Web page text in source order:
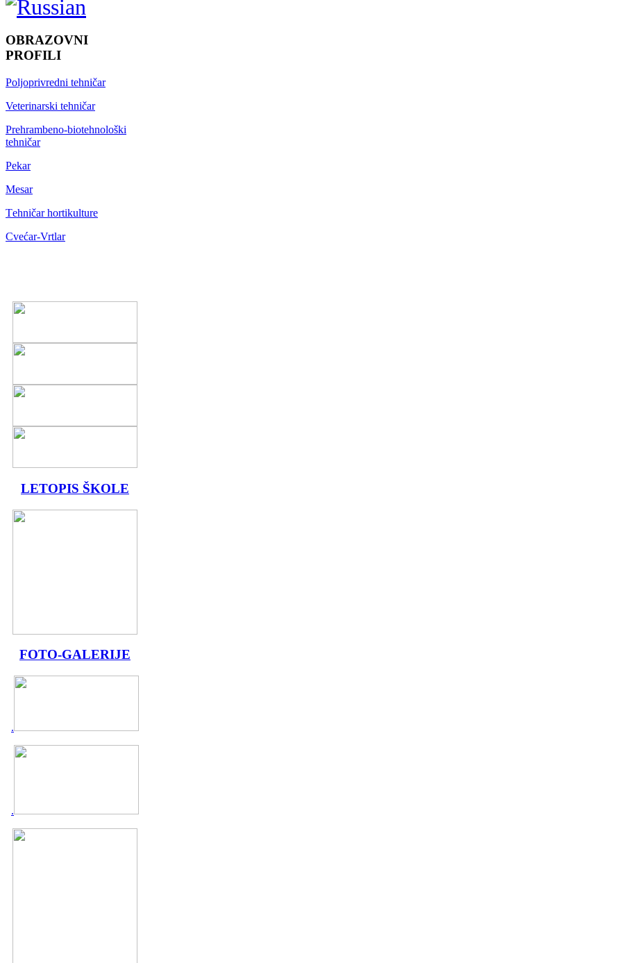
OBRAZOVNI
PROFILI
Poljoprivredni tehničar
Veterinarski tehničar
Prehrambeno-biotehnološki
tehničar
Pekar
Mesar
Тehničar hortikulture
Cvećar-Vrtlar
LETOPIS ŠKOLE
FOTO-GALERIJE
.
.